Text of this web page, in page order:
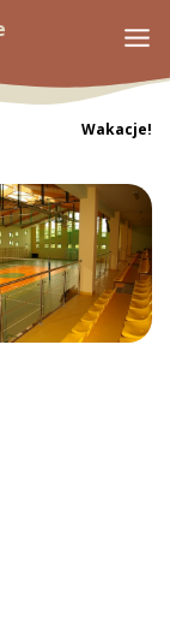
Wakacje!